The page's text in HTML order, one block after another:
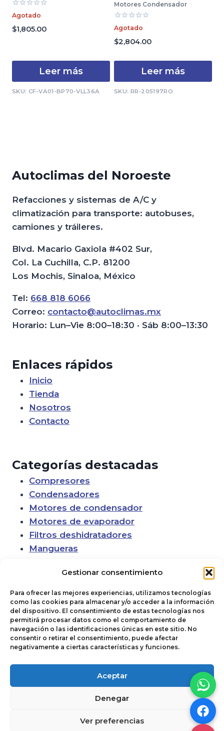
Gestionar consentimiento
Para ofrecer las mejores experiencias, utilizamos tecnologías
como las cookies para almacenar y/o acceder a la información
del dispositivo. El consentimiento de estas tecnologías nos
permitirá procesar datos como el comportamiento de
navegación o las identificaciones únicas en este sitio. No
consentir o retirar el consentimiento, puede afectar
negativamente a ciertas características y funciones.
Aceptar
Denegar
Ver preferencias
Valorado
con
0
de
Agotado
$1,805.00
Leer más
SKU: CF-VA01-BP70-VLL36A
Motores Condensador
Valorado
con
0
de
Agotado
$2,804.00
Leer más
SKU: RR-205197RO
Autoclimas del Noroeste
Refacciones y sistemas de A/C y
climatización para transporte: autobuses,
camiones y tráileres.
Blvd. Macario Gaxiola #402 Sur,
Col. La Cuchilla, C.P. 81200
Los Mochis, Sinaloa, México
Tel: 668 818 6066
Correo: contacto@autoclimas.mx
Horario: Lun–Vie 8:00–18:30 · Sáb 8:00–13:30
Enlaces rápidos
Inicio
Tienda
Nosotros
Contacto
Categorías destacadas
Compresores
Condensadores
Motores de condensador
Motores de evaporador
Filtros deshidratadores
Mangueras
Autoclimas del
Política de cookies
Términos y
Condiciones de Uso